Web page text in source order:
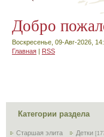
Добро
Воскресенье, 09-Авг-2026,
Главная | RSS
Категории раздела
Старшая элита Детки